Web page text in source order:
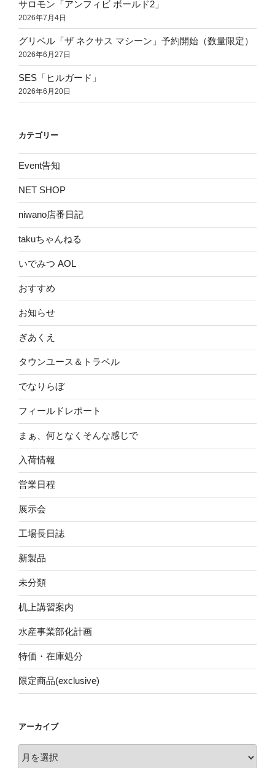
サロモン「アンフィビ ボールド2」
2026年7月4日
グリベル「ザ ネクサス マシーン」予約開始（数量限定）
2026年6月27日
SES「ヒルガード」
2026年6月20日
カテゴリー
Event告知
NET SHOP
niwano店番日記
takuちゃんねる
いでみつ AOL
おすすめ
お知らせ
ぎあくえ
タウンユース＆トラベル
でなりらぼ
フィールドレポート
まぁ、何となくそんな感じで
入荷情報
営業日程
展示会
工場長日誌
新製品
未分類
机上講習案内
水産事業部化計画
特価・在庫処分
限定商品(exclusive)
アーカイブ
ー